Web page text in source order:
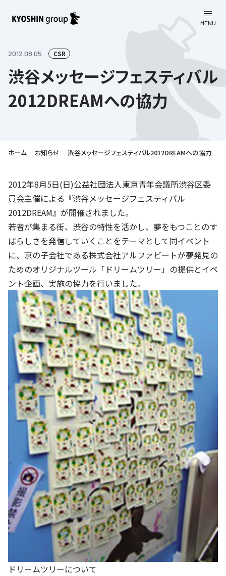
MENU
会社案内
会社案内
会社概要／組織図
Company’s Profile
沿革
社歌
本社所在地
京進グループが目指す姿
子会社および関係会社
フランチャイズ事業
ソーシャルメディア公式アカウント
事業一覧
学びの成果
語学学習
ライフキャリア
育児・暮らし
京進グループの事業所
サステナビリティ
お客さま満足度向上の取り組み
労働環境向上の取り組み
人材育成の取り組み
CSRレポート
社会貢献活動
ミャンマーへの支援活動
オリジナルバッグプロジェクト
清華・京進発展フォーラム
立木奨学金
価値創造の取り組み
DX（デジタル変革）
DXビジョン・DX戦略
Kyoshin Digital Academy
卓越した安全・安心を目指して
基本方針
安全と安心への取り組み
安全・安心にお通いいただくために
お客様相談センター
株主・投資家向け情報
株主・投資家向け情報
株主・株式関連情報
株主・投資家の皆さまへ
ビジョン／経営方針
連結業績・財務
IRライブラリー
IRカレンダー
ディスクロージャーポリシー
よくあるご質問
免責事項
IRお問合せ
採用情報
京進リクルートInstagram
新卒採用情報
新卒採用デジタルパンフレット
中途採用
講師（アルバイト）募集
保育事業 採用
日本語教育事業 採用
介護事業 採用
お問い合わせ
利用規約
個人情報保護方針
特別警報発令時の授業について
Copyright © KYOSHIN Co., Ltd. All rights reserved.
2012.08.05 CSR
渋谷メッセージフェスティバル
2012DREAMへの協力
ホーム お知らせ 渋谷メッセージフェスティバル2012DREAMへの協力
2012年8月5日(日)公益社団法人東京青年会議所渋谷区委
員会主催による『渋谷メッセージフェスティバル
2012DREAM』が開催されました。
若者が集まる街、渋谷の特性を活かし、夢をもつことのす
ばらしさを発信していくことをテーマとして同イベント
に、京の子会社である株式会社アルファビートが夢発見の
ためのオリジナルツール「ドリームツリー」の提供とイベ
ント企画、実施の協力を行いました。
ドリームツリーについて